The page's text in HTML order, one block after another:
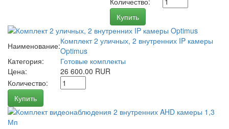
Купить
Наименование:Комплект 2 уличных, 2 внутренних IP камеры
Optimus
Категория:
Готовые комплекты
Цена:
26 600.00 RUR
Количество:
Купить